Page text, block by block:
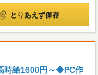
とりあえず保存
時給1600円～◆PC作